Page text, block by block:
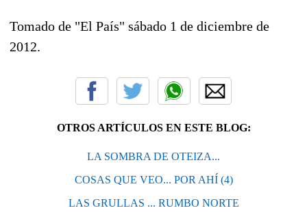
Tomado de "El País" sábado 1 de diciembre de
2012.
OTROS ARTÍCULOS EN ESTE BLOG:
LA SOMBRA DE OTEIZA...
COSAS QUE VEO... POR AHÍ (4)
LAS GRULLAS ... RUMBO NORTE